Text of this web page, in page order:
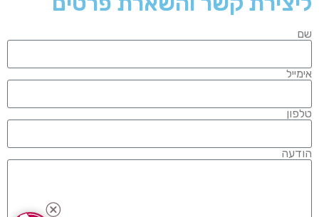
שם
אימייל
טלפון
הודעה